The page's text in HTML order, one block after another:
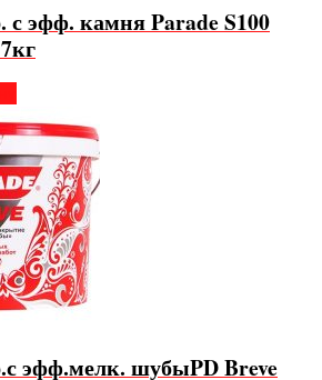
с эфф. камня Parade S100
эфф.мелк. шубыPD Breve